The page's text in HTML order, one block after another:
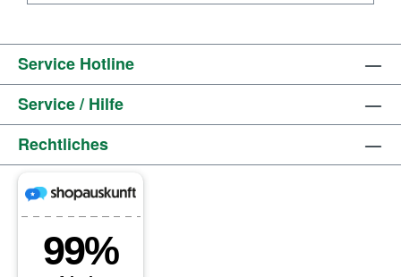
Service Hotline
Service / Hilfe
Rechtliches